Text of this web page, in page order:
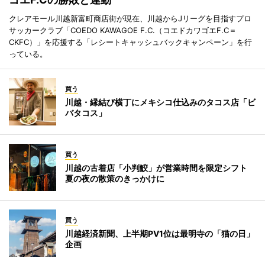
クレアモール川越新富町商店街が現在、川越からJリーグを目指すプロ
サッカークラブ「COEDO KAWAGOE F.C.（コエドカワゴエF.C＝
CKFC）」を応援する「レシートキャッシュバックキャンペーン」を行
っている。
買う
川越・縁結び横丁にメキシコ仕込みのタコス店「ビ
バタコス」
買う
川越の古着店「小判鮫」が営業時間を限定シフト
夏の夜の散策のきっかけに
買う
川越経済新聞、上半期PV1位は最明寺の「猫の日」
企画